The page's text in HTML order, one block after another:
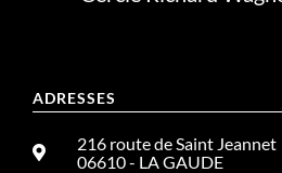
ADRESSES
216 route de Saint Jeannet
06610 - LA GAUDE